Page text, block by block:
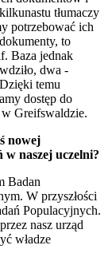
tłumaczy
potrzebować ich
to
Baza jednak
dwa -
temu
dostęp do
Greifswaldzie.
nowej
naszej uczelni?
Badan
W przyszłości
Populacyjnych.
nasz urząd
władze